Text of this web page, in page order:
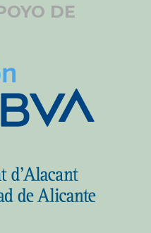
DE